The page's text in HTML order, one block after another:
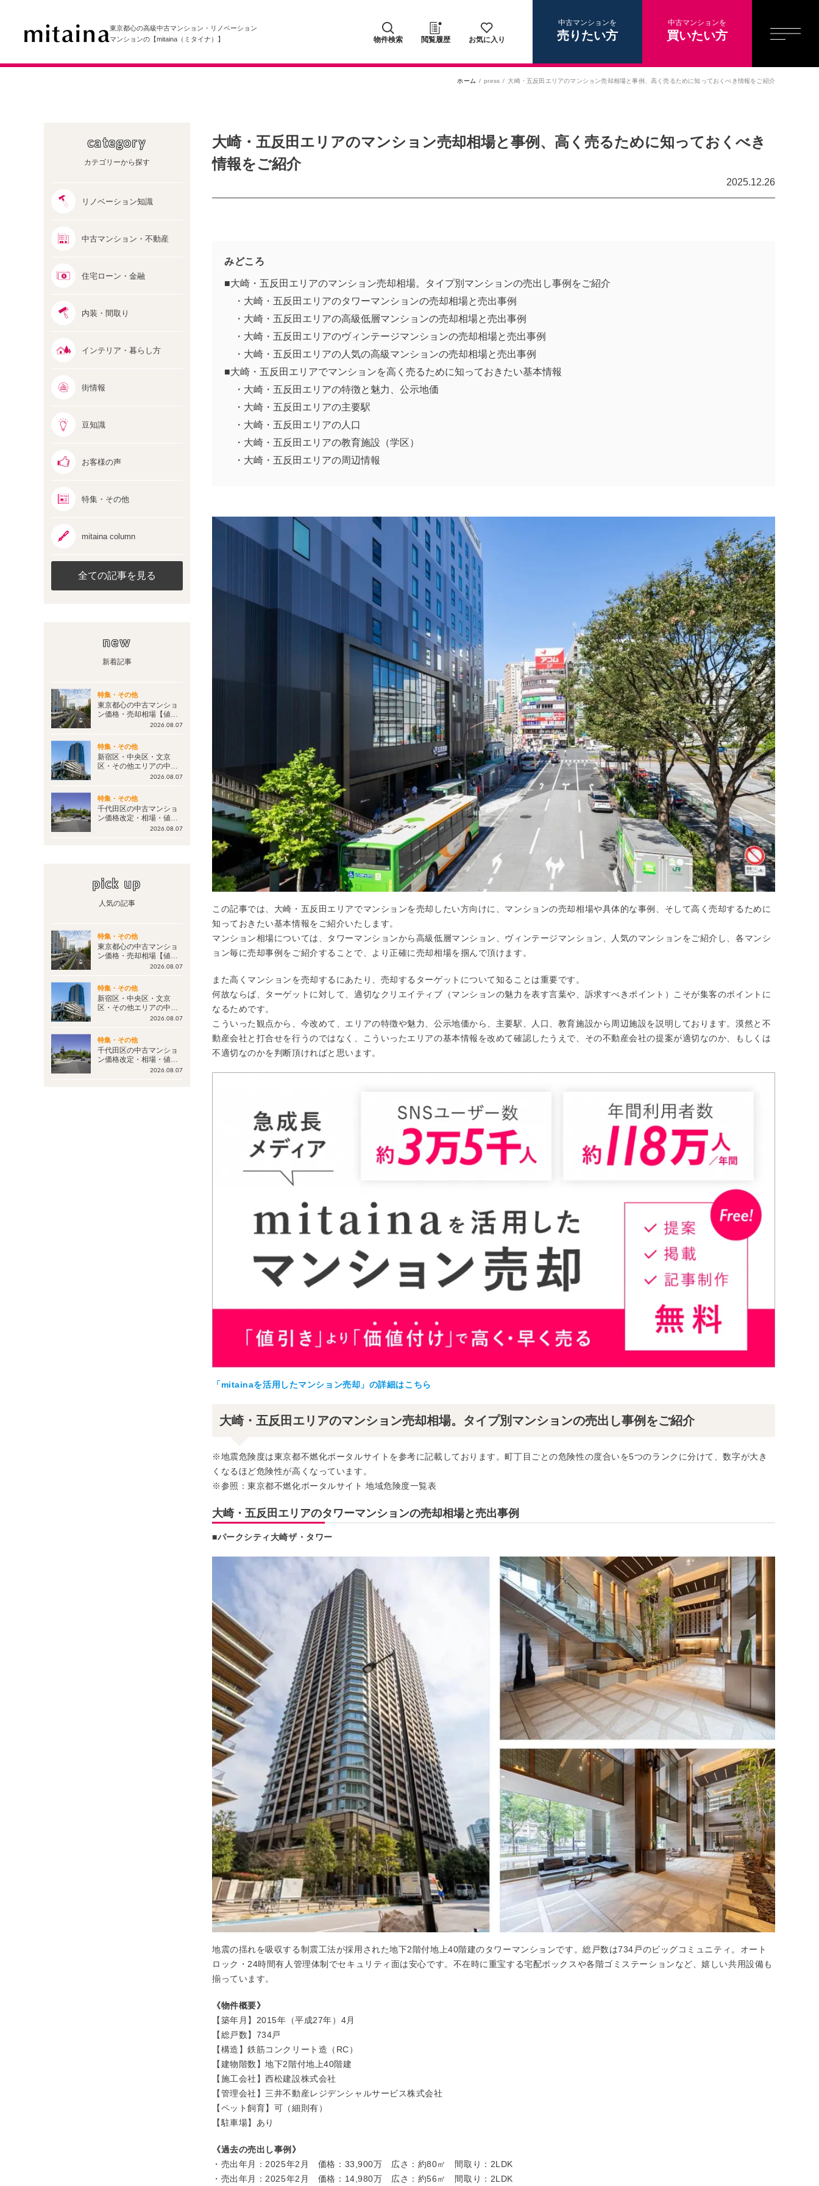
東京都心の高級中古マンション・リノベーション
マンションの【mitaina（ミタイナ）】
物件検索 閲覧履歴 お気に入り
中古マンションを
売りたい方
中古マンションを
買いたい方
ホーム press 大崎・五反田エリアのマンション売却相場と事例、高く売るために知っておくべき情報をご紹介
category
カテゴリーから探す
リノベーション知識
中古マンション・不動産
住宅ローン・金融
内装・間取り
インテリア・暮らし方
街情報
豆知識
お客様の声
特集・その他
mitaina column
全ての記事を見る
new
新着記事
特集・その他
東京都心の中古マンショ
ン価格・売却相場【値下
げ情報 毎週更新】今後の
2026.08.07
特集・その他
新宿区・中央区・文京
区・その他エリアの中古
マンション価格改定・相
新：更新日2026年8月7
日】
2026.08.07
特集・その他
千代田区の中古マンショ
ン価格改定・相場・値下
げ情報【毎週更新：更新
2026.08.07
pick up
人気の記事
特集・その他
東京都心の中古マンショ
ン価格・売却相場【値下
げ情報 毎週更新】今後の
2026.08.07
特集・その他
新宿区・中央区・文京
区・その他エリアの中古
マンション価格改定・相
新：更新日2026年8月7
日】
2026.08.07
特集・その他
千代田区の中古マンショ
ン価格改定・相場・値下
げ情報【毎週更新：更新
2026.08.07
大崎・五反田エリアのマンション売却相場と事例、高く売るために知っておくべき
情報をご紹介
2025.12.26
みどころ
■大崎・五反田エリアのマンション売却相場。タイプ別マンションの売出し事例をご紹介
・大崎・五反田エリアのタワーマンションの売却相場と売出事例
・大崎・五反田エリアの高級低層マンションの売却相場と売出事例
・大崎・五反田エリアのヴィンテージマンションの売却相場と売出事例
・大崎・五反田エリアの人気の高級マンションの売却相場と売出事例
■大崎・五反田エリアでマンションを高く売るために知っておきたい基本情報
・大崎・五反田エリアの特徴と魅力、公示地価
・大崎・五反田エリアの主要駅
・大崎・五反田エリアの人口
・大崎・五反田エリアの教育施設（学区）
・大崎・五反田エリアの周辺情報
この記事では、大崎・五反田エリアでマンションを売却したい方向けに、マンションの売却相場や具体的な事例、そして高く売却するために
知っておきたい基本情報をご紹介いたします。
マンション相場については、タワーマンションから高級低層マンション、ヴィンテージマンション、人気のマンションをご紹介し、各マンシ
ョン毎に売却事例をご紹介することで、より正確に売却相場を掴んで頂けます。
また高くマンションを売却するにあたり、売却するターゲットについて知ることは重要です。
何故ならば、ターゲットに対して、適切なクリエイティブ（マンションの魅力を表す言葉や、訴求すべきポイント）こそが集客のポイントに
なるためです。
こういった観点から、今改めて、エリアの特徴や魅力、公示地価から、主要駅、人口、教育施設から周辺施設を説明しております。漠然と不
動産会社と打合せを行うのではなく、こういったエリアの基本情報を改めて確認したうえで、その不動産会社の提案が適切なのか、もしくは
不適切なのかを判断頂ければと思います。
「mitainaを活用したマンション売却」の詳細はこちら
大崎・五反田エリアのマンション売却相場。タイプ別マンションの売出し事例をご紹介
※地震危険度は東京都不燃化ポータルサイトを参考に記載しております。町丁目ごとの危険性の度合いを5つのランクに分けて、数字が大き
くなるほど危険性が高くなっています。
※参照：東京都不燃化ポータルサイト 地域危険度一覧表
大崎・五反田エリアのタワーマンションの売却相場と売出事例
■パークシティ大崎ザ・タワー
地震の揺れを吸収する制震工法が採用された地下2階付地上40階建のタワーマンションです。総戸数は734戸のビッグコミュニティ。オート
ロック・24時間有人管理体制でセキュリティ面は安心です。不在時に重宝する宅配ボックスや各階ゴミステーションなど、嬉しい共用設備も
揃っています。
《物件概要》
【築年月】2015年（平成27年）4月
【総戸数】734戸
【構造】鉄筋コンクリート造（RC）
【建物階数】地下2階付地上40階建
【施工会社】西松建設株式会社
【管理会社】三井不動産レジデンシャルサービス株式会社
【ペット飼育】可（細則有）
【駐車場】あり
《過去の売出し事例》
・売出年月：2025年2月 価格：33,900万 広さ：約80㎡ 間取り：2LDK
・売出年月：2025年2月 価格：14,980万 広さ：約56㎡ 間取り：2LDK